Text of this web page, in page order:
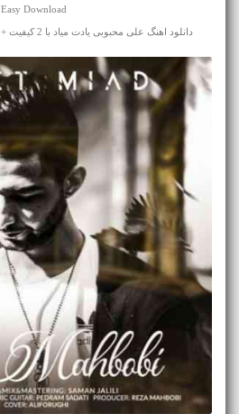
Easy Download
دانلود اهنگ علی محبوبی یادت میاد با 2 کیفیت + متن ترانه + پخش آنلاین موزیک